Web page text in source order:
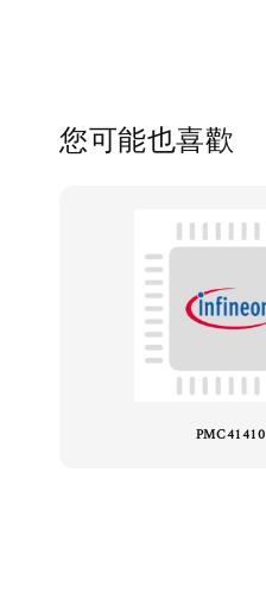
您可能也喜歡
PMC41410